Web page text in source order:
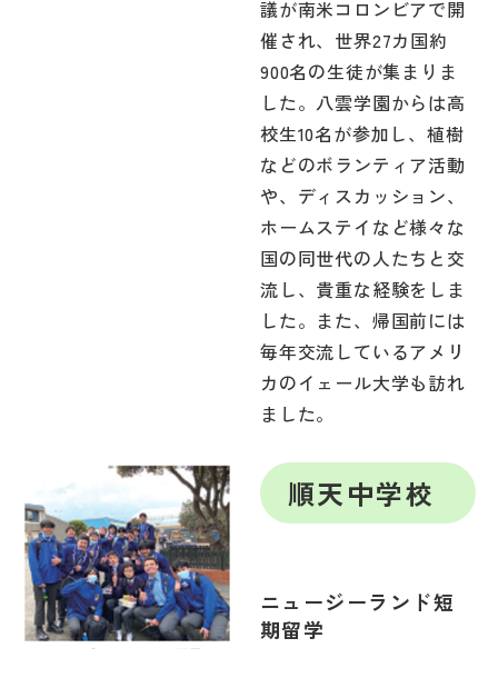
議が南米コロンビアで開
催され、世界27カ国約
900名の生徒が集まりま
した。八雲学園からは高
校生10名が参加し、植樹
などのボランティア活動
や、ディスカッション、
ホームステイなど様々な
国の同世代の人たちと交
流し、貴重な経験をしま
した。また、帰国前には
毎年交流しているアメリ
カのイェール大学も訪れ
ました。
順天中学校
ニュージーランド短
期留学